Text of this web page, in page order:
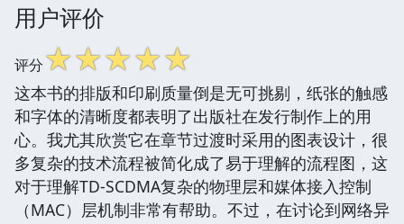
用户评价
评分☆☆☆☆☆
这本书的排版和印刷质量倒是无可挑剔，纸张的触感
和字体的清晰度都表明了出版社在发行制作上的用
心。我尤其欣赏它在章节过渡时采用的图表设计，很
多复杂的技术流程被简化成了易于理解的流程图，这
对于理解TD-SCDMA复杂的物理层和媒体接入控制
（MAC）层机制非常有帮助。不过，在讨论到网络异